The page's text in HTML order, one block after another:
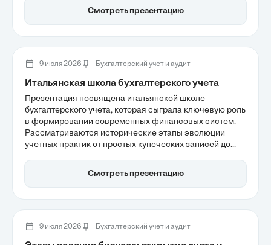
повышения уверенности в финансовой отчетности.
Углубленный анализ позволит понять, как правильно
Смотреть презентацию
9 июля 2026 Бухгалтерский учет и аудит
Итальянская школа бухгалтерского учета
Презентация посвящена итальянской школе
бухгалтерского учета, которая сыграла ключевую роль
в формировании современных финансовых систем.
Рассматриваются исторические этапы эволюции
учетных практик от простых купеческих записей до
Лукой Пачоли. Также подчеркивается влияние
итальянской школы на международные стандарты
Смотреть презентацию
9 июля 2026 Бухгалтерский учет и аудит